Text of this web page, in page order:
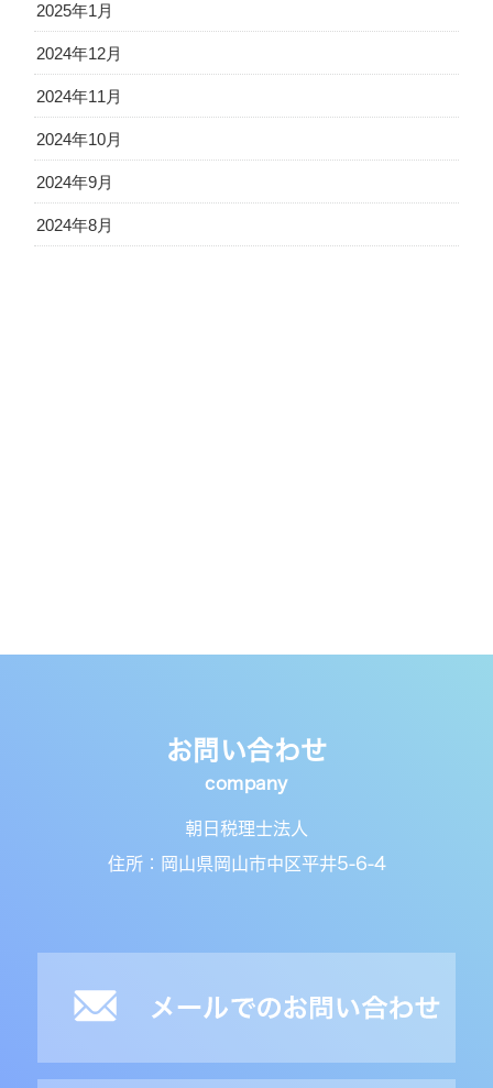
2025年1月
2024年12月
2024年11月
2024年10月
2024年9月
2024年8月
お問い合わせ
朝日税理士法人
住所：岡山県岡山市中区平井5-6-4